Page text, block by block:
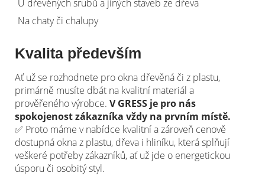
U dřevěných srubů a jiných staveb ze dřeva
Na chaty či chalupy
Kvalita především
Ať už se rozhodnete pro okna dřevěná či z plastu,
primárně musíte dbát na kvalitní materiál a
prověřeného výrobce. V GRESS je pro nás
spokojenost zákazníka vždy na prvním místě.
✅ Proto máme v nabídce kvalitní a zároveň cenově
dostupná okna z plastu, dřeva i hliníku, která splňují
veškeré potřeby zákazníků, ať už jde o energetickou
úsporu či osobitý styl.